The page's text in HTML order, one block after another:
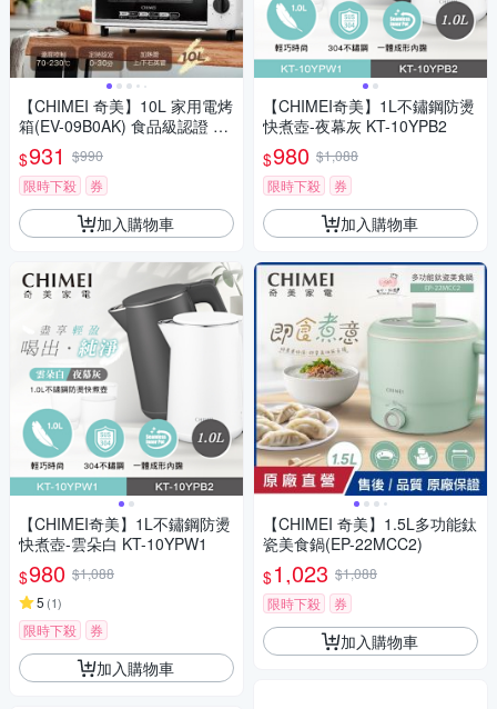
【CHIMEI 奇美】10L 家用電烤
箱(EV-09B0AK) 食品級認證 無
段式溫度調節 防燙手把 隔熱玻
璃
$931 $990
限時下殺
券
加入購物車
【CHIMEI奇美】1L不鏽鋼防燙
快煮壺-雲朵白 KT-10YPW1
$980 $1,088
5 (1)
限時下殺 券
加入購物車
【CHIMEI奇美】1L不鏽鋼防燙
快煮壺-夜幕灰 KT-10YPB2
$980 $1,088
限時下殺
券
加入購物車
【CHIMEI 奇美】1.5L多功能鈦
瓷美食鍋(EP-22MCC2)
$1,023 $1,088
限時下殺
券
加入購物車